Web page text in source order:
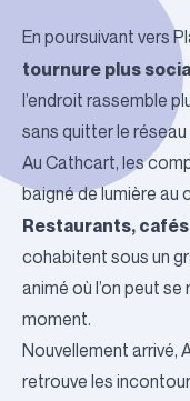
En poursuivant vers
tournure plus
l’endroit rassemble
sans quitter le
Au Cathcart, les
baigné de lumière
Restaurants,
cohabitent sous un
animé où l’on peut
moment.
Nouvellement arrivé,
retrouve les